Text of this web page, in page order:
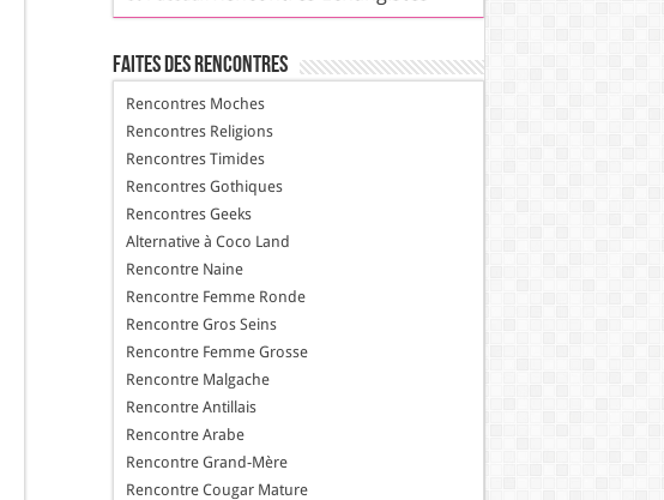
Faites des Rencontres
Rencontres Moches
Rencontres Religions
Rencontres Timides
Rencontres Gothiques
Rencontres Geeks
Alternative à Coco Land
Rencontre Naine
Rencontre Femme Ronde
Rencontre Gros Seins
Rencontre Femme Grosse
Rencontre Malgache
Rencontre Antillais
Rencontre Arabe
Rencontre Grand-Mère
Rencontre Cougar Mature